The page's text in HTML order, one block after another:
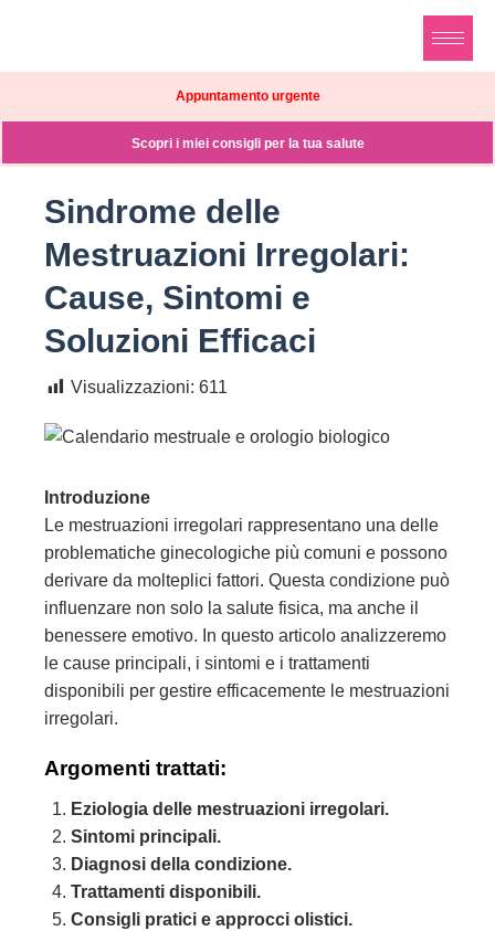
Appuntamento urgente
Scopri i miei consigli per la tua salute
Sindrome delle
Mestruazioni Irregolari:
Cause, Sintomi e
Soluzioni Efficaci
Visualizzazioni: 611
Introduzione
Le mestruazioni irregolari rappresentano una delle
problematiche ginecologiche più comuni e possono
derivare da molteplici fattori. Questa condizione può
influenzare non solo la salute fisica, ma anche il
benessere emotivo. In questo articolo analizzeremo
le cause principali, i sintomi e i trattamenti
disponibili per gestire efficacemente le mestruazioni
irregolari.
Argomenti trattati:
Eziologia delle mestruazioni irregolari.
Sintomi principali.
Diagnosi della condizione.
Trattamenti disponibili.
Consigli pratici e approcci olistici.